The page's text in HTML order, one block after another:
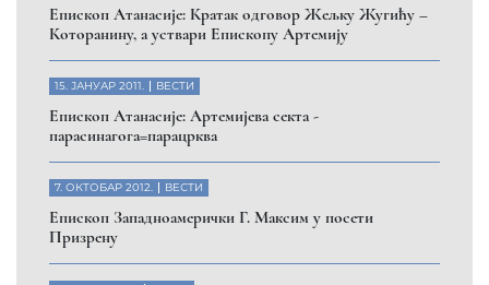
Помозите нашој браћи и сестрама
на Косову и Метохији